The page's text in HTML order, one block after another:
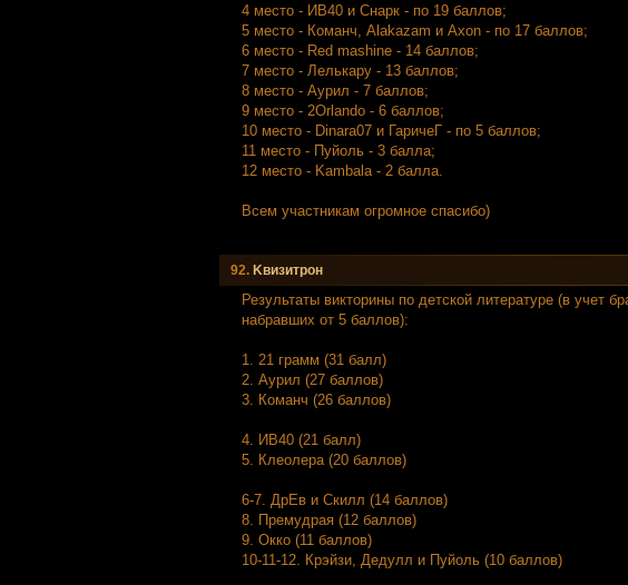
4 место - ИВ40 и Снарк - по 19 баллов;
5 место - Команч, Alakazam и Axon - по 17 баллов;
6 место - Red mashine - 14 баллов;
7 место - Лелькару - 13 баллов;
8 место - Аурил - 7 баллов;
9 место - 2Orlando - 6 баллов;
10 место - Dinara07 и ГаричеГ - по 5 баллов;
11 место - Пуйоль - 3 балла;
12 место - Kambala - 2 балла.
Всем участникам огромное спасибо)
92. Kвизитрон
Результаты викторины по детской литературе (в учет
набравших от 5 баллов):
1. 21 грамм (31 балл)
2. Аурил (27 баллов)
3. Команч (26 баллов)
4. ИВ40 (21 балл)
5. Клеолера (20 баллов)
6-7. ДрЕв и Скилл (14 баллов)
8. Премудрая (12 баллов)
9. Окко (11 баллов)
10-11-12. Крэйзи, Дедулл и Пуйоль (10 баллов)